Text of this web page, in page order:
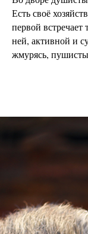
Есть своё
первой
ней, активной и
жмурясь,